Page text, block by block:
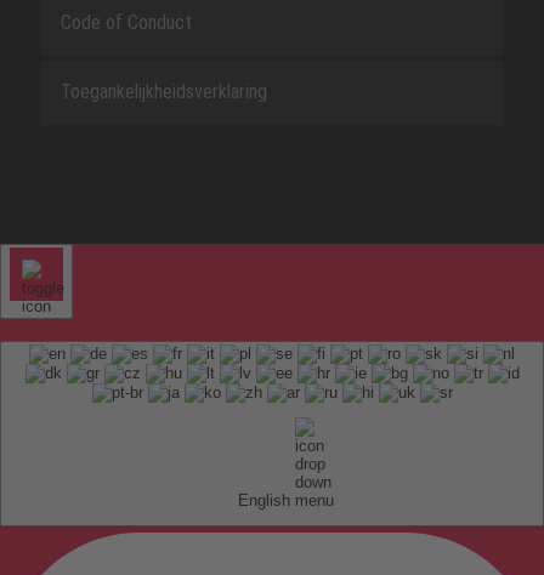
Code of Conduct
Toegankelijkheidsverklaring
English